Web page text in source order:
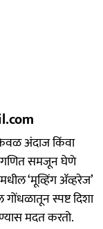
अंदाज किंवा
गणित समजून घेणे
‘मूव्हिंग ॲव्हरेज’
स्पष्ट दिशा
मदत करतो.